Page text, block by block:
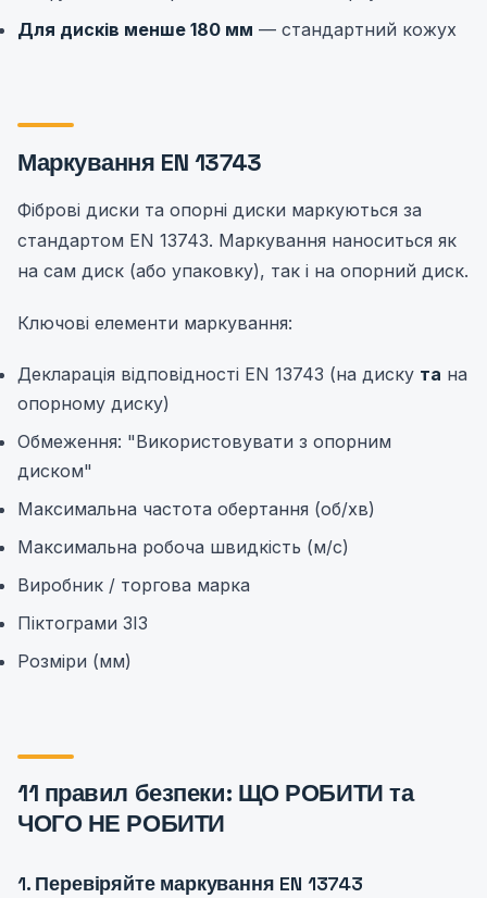
Для дисків менше 180 мм — стандартний кожух
Маркування EN 13743
Фіброві диски та опорні диски маркуються за
стандартом EN 13743. Маркування наноситься як
на сам диск (або упаковку), так і на опорний диск.
Ключові елементи маркування:
Декларація відповідності EN 13743 (на диску та на
опорному диску)
Обмеження: "Використовувати з опорним
диском"
Максимальна частота обертання (об/хв)
Максимальна робоча швидкість (м/с)
Виробник / торгова марка
Піктограми ЗІЗ
Розміри (мм)
11 правил безпеки: ЩО РОБИТИ та
ЧОГО НЕ РОБИТИ
1. Перевіряйте маркування EN 13743